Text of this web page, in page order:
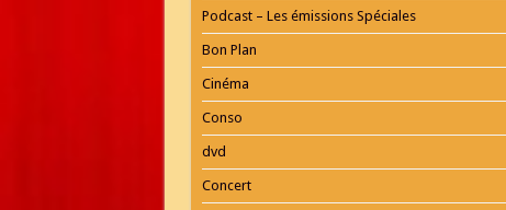
Podcast – Les émissions Spéciales
Bon Plan
Cinéma
Conso
dvd
Concert